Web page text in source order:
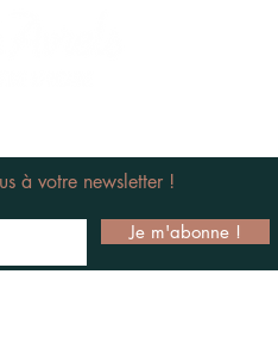
à votre newsletter !
Je m'abonne !